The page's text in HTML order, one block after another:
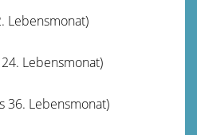
Lebensmonat)
Lebensmonat)
36. Lebensmonat)